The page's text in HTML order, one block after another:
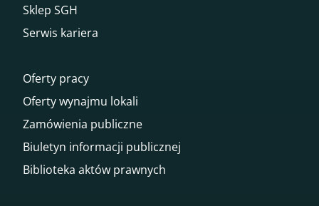
Sklep SGH
Serwis kariera
Oferty pracy
Oferty wynajmu lokali
Zamówienia publiczne
Biuletyn informacji publicznej
Biblioteka aktów prawnych